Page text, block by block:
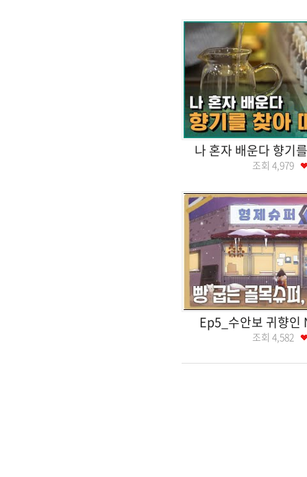
나 혼자 배운다 향기
조회 4,979
Ep5_수안보 귀향인
조회 4,582